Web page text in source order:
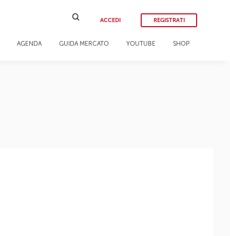
ACCEDI REGISTRATI
AGENDA GUIDA MERCATO YOUTUBE SHOP